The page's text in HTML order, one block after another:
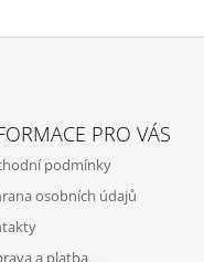
PRO VÁS
podmínky
osobních údajů
a platba